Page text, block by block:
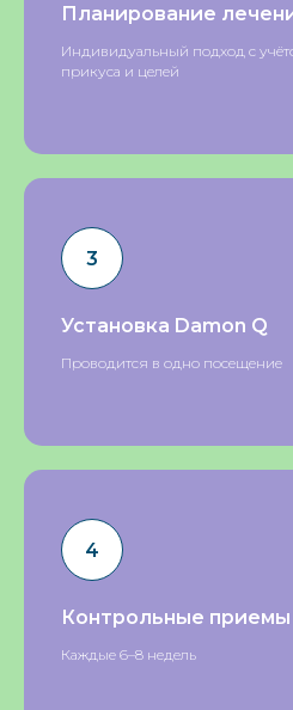
Планирование
Индивидуальный подход с
прикуса и целей
Установка Damon Q
Проводится в одно посещение
Контрольные приемы
Каждые 6–8 недель